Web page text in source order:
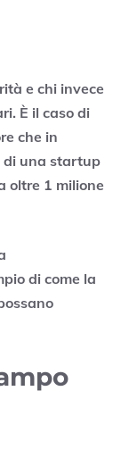
e chi invece
È il caso di
che in
di una startup
oltre 1 milione
di come la